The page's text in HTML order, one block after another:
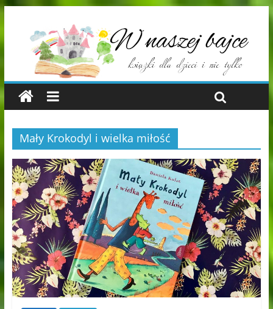
Mały Krokodyl i wielka miłość